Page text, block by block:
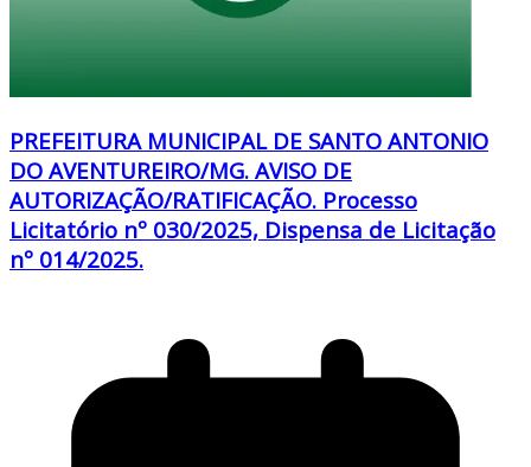
PREFEITURA MUNICIPAL DE SANTO ANTONIO
DO AVENTUREIRO/MG. AVISO DE
AUTORIZAÇÃO/RATIFICAÇÃO. Processo
Licitatório nº 030/2025, Dispensa de Licitação
nº 014/2025.